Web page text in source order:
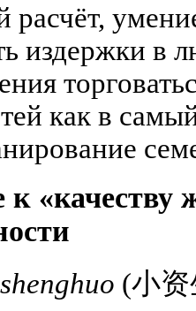
расчёт,
издержки в
как в
к
(小